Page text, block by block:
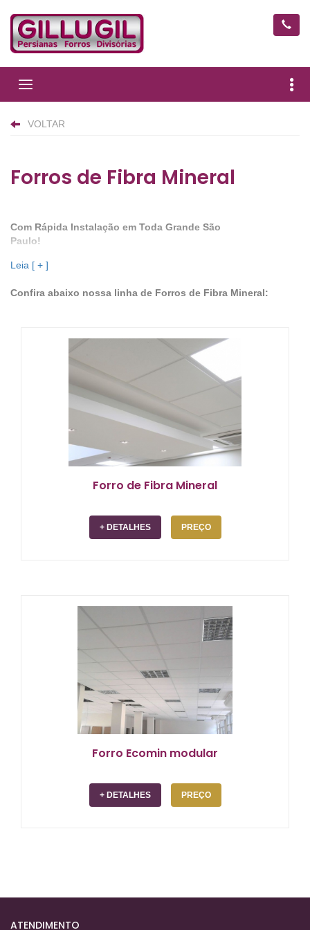
Forros
Forros de Fibra Mineral
Com Rápida Instalação em Toda Grande São
Paulo!
Forro Mineral para escritório, residência, indústria e
pequenos a grandes projetos.
4 décadas de existência, nossa experiência sólida é
um atestado de nossa mais alta qualidade, superando
as expectativas de nossos clientes. Além disso, nossa
pontualidade é inigualável, garantindo que os projetos
sejam concluídos no prazo estipulado, proporcionando
tranquilidade a quem faz negócios com a GILLUGIL.
Os forros de fibra mineral garantem conforto térmico e
acústico ao ambiente, assim como harmonia com as
mais diversas necessidades.
Leia [ + ]
Confira abaixo nossa linha de Forros de Fibra Mineral:
Forro de Fibra Mineral
+ DETALHES PREÇO
Forro Ecomin modular
+ DETALHES PREÇO
ATENDIMENTO